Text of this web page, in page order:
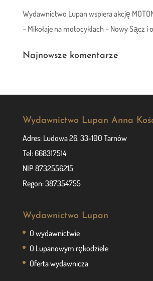
Wydawnictwo Lupan wspiera akcję
– Mikołaje na motocyklach – Nowy Sącz i
Najnowsze komentarze
Wydawnictwo Lupan Anna
Adres: Ludowa 26, 33-100 Tarnów
Tel: 668317514
NIP 8732556215
Regon: 387354755
Wydawnictwo Lupan
O wydawnictwie
O Lupanowym rękodziele
Oferta wydawnicza